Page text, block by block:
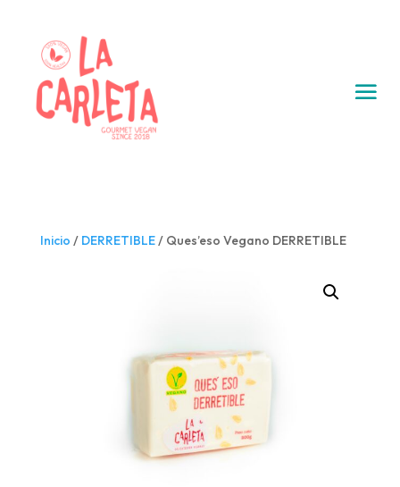
Inicio / DERRETIBLE/ Ques’eso Vegano DERRETIBLE